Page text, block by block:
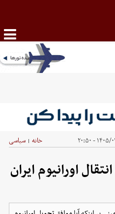
۰۶ - ۲۰:۵۰ خانه | سیاسی
اورانیوم ایران